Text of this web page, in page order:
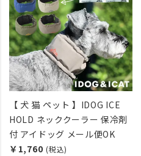
【 犬 猫 ペット 】IDOG ICE
HOLD ネッククーラー 保冷剤
付 アイドッグ メール便OK
￥1,760 (税込)